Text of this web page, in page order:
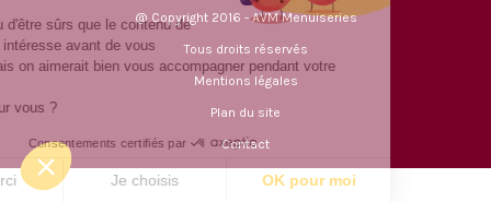
@ Copyright 2016 - AVM Menuiseries
Tous droits réservés
Mentions légales
Plan du site
Contact
On a attendu d'être sûrs que le contenu de
ce site vous intéresse avant de vous
déranger, mais on aimerait bien vous accompagner pendant votre
C'est OK pour vous ?
Consentements certifiés par
Non merci OK pour moi